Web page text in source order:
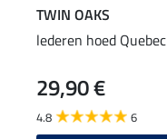
TWIN OAKS
lederen hoed Quebec
29,90 €
4.8 6